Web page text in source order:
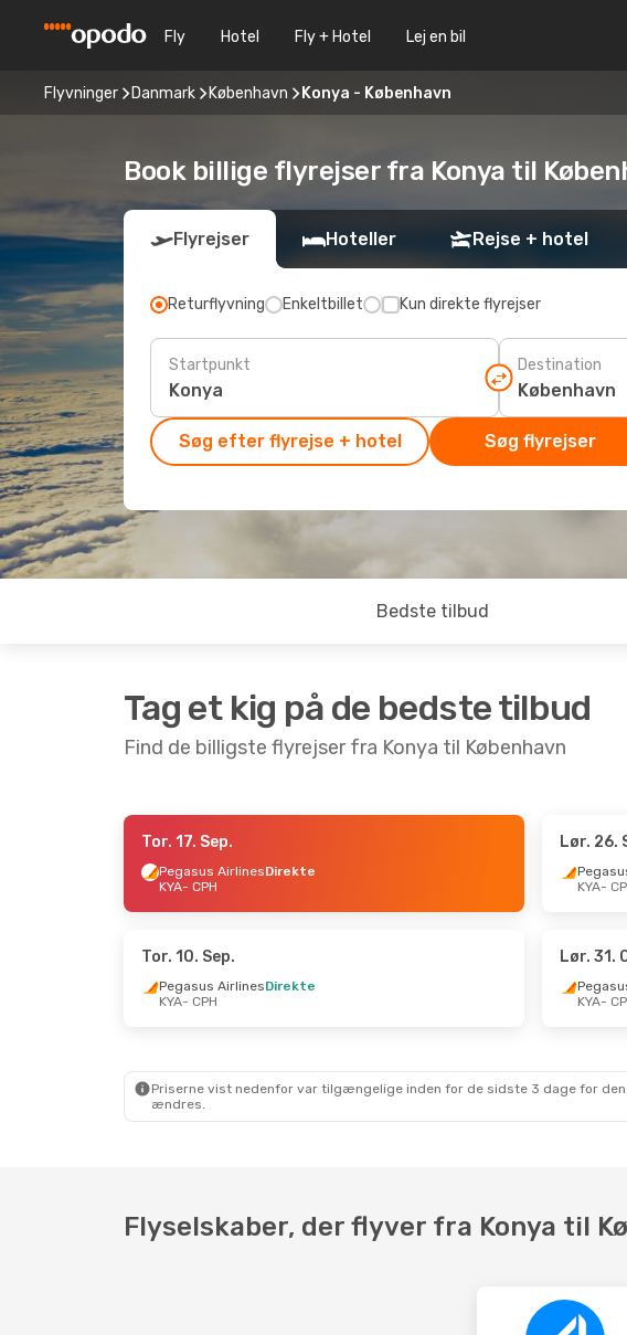
Fly Hotel Fly + Hotel Lej en bil
Flyvninger Danmark København Konya - København
Book billige flyrejser fra Konya til
Flyrejser Hoteller Rejse + hotel
Returflyvning Enkeltbillet Kun direkte flyrejser
Startpunkt Destination
Søg efter flyrejse + hotel Søg flyrejser
Bedste tilbud
Tag et kig på de bedste tilbud
Find de billigste flyrejser fra Konya til København
- Tor. 24. Sep.
Direkte
Direkte
- Søn. 18. Okt. - Ons. 2.
CPH
- KYA
Tor. 17. Sep.
Pegasus AirlinesDirekte
KYA- CPH
Lør. 26.
KYA-
Tor. 10. Sep.
Pegasus AirlinesDirekte
KYA- CPH
Lør. 31.
KYA-
Priserne vist nedenfor var tilgængelige inden for de sidste 3 dage for
ændres.
Flyselskaber, der flyver fra Konya til